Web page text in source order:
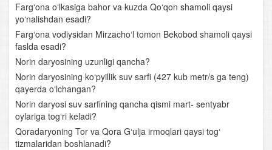
O‘zbekiston iqlimi, ichki suvlari va suv boyliklari hamda
ularni muhofaza qilish
O‘zbekistonning tuproqlari, o‘simlik va hayvonot
dunyosi. Tabiiy boyliklar va ularni muhofaza qilish
Tabiat komplekslari tavsifi. Chirchiq- Ohangaron tabiiy-
geografik o‘lkasi
Mirzacho‘l
Farg‘ona o‘lkasiga bahor va kuzda Qo‘qon shamoli qaysi
yo‘nalishdan esadi?
Farg‘ona vodiysidan Mirzacho‘l tomon Bekobod shamoli qaysi
faslda esadi?
Norin daryosining uzunligi qancha?
Norin daryosining ko‘pyillik suv sarfi (427 kub metr/s ga teng)
qayerda o‘lchangan?
Norin daryosi suv sarfining qancha qismi mart- sentyabr
oylariga tog‘ri keladi?
Qoradaryoning Tor va Qora G‘ulja irmoqlari qaysi tog‘
tizmalaridan boshlanadi?